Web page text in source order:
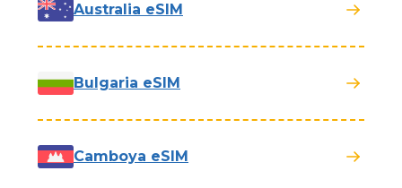
Australia eSIM
Bulgaria eSIM
Camboya eSIM